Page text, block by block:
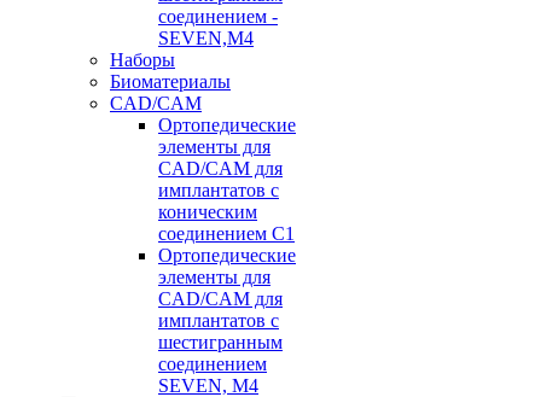
соединением -
SEVEN,M4
Наборы
Биоматериалы
CAD/CAM
Ортопедические
элементы для
CAD/CAM для
имплантатов с
коническим
соединением С1
Ортопедические
элементы для
CAD/CAM для
имплантатов с
шестигранным
соединением
SEVEN, М4